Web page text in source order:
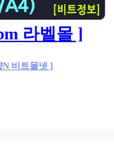
라벨몰 ]
N 비트몰넷 ]